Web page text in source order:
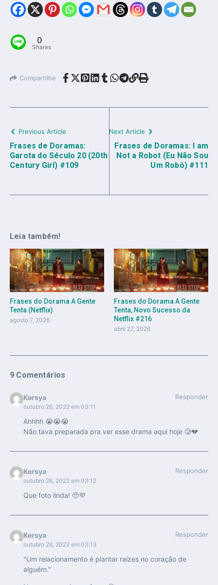
0
Shares
Compartilhe
Previous Article
Frases de Doramas:
Garota do Século 20 (20th
Century Girl) #109
Next Article
Frases de Doramas: I am
Not a Robot (Eu Não Sou
Um Robô) #111
Leia também!
Frases do Dorama A Gente
Tenta (Netflix)
agosto 7, 2026
Frases do Dorama A Gente
Tenta, Novo Sucesso da
Netflix #216
abril 27, 2026
9 Comentários
Kersya
outubro 26, 2022 em 03:11
Responder
Ahhhh 😭😭😭
Não tava preparada pra ver esse drama aqui hoje 🥲💔
Kersya
outubro 26, 2022 em 03:12
Responder
Que foto linda! 🥺💜
Kersya
outubro 26, 2022 em 03:13
Responder
"Um relacionamento é plantar raízes no coração de
alguém."